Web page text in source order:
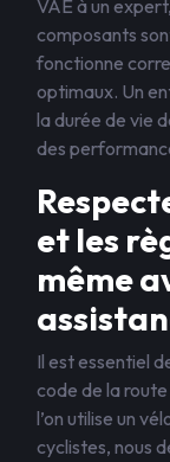
VAE à un
composants
fonctionne
optimaux. Un
la durée de vie
des
et les
même
Il est essentiel
code de la
l’on utilise un
cyclistes, nous